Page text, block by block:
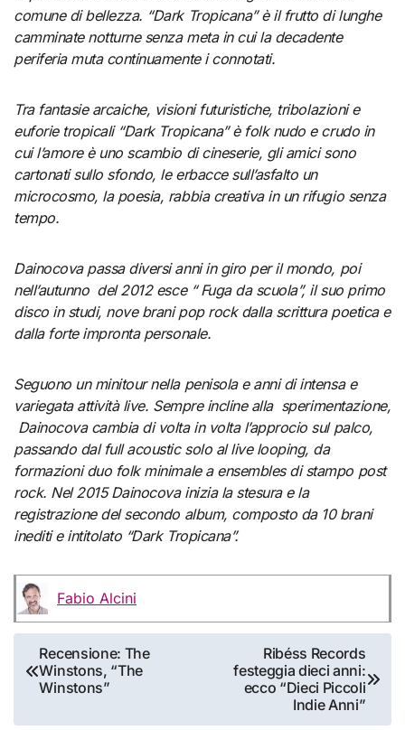
comune di bellezza. “Dark Tropicana” è il frutto di lunghe
camminate notturne senza meta in cui la decadente
periferia muta continuamente i connotati.
Tra fantasie arcaiche, visioni futuristiche, tribolazioni e
euforie tropicali “Dark Tropicana” è folk nudo e crudo in
cui l’amore è uno scambio di cineserie, gli amici sono
cartonati sullo sfondo, le erbacce sull’asfalto un
microcosmo, la poesia, rabbia creativa in un rifugio senza
tempo.
Dainocova passa diversi anni in giro per il mondo, poi
nell’autunno del 2012 esce “ Fuga da scuola”, il suo primo
disco in studi, nove brani pop rock dalla scrittura poetica e
dalla forte impronta personale.
Seguono un minitour nella penisola e anni di intensa e
variegata attività live. Sempre incline alla sperimentazione,
Dainocova cambia di volta in volta l’approcio sul palco,
passando dal full acoustic solo al live looping, da
formazioni duo folk minimale a ensembles di stampo post
rock. Nel 2015 Dainocova inizia la stesura e la
registrazione del secondo album, composto da 10 brani
inediti e intitolato “Dark Tropicana”.
Fabio Alcini
Navigazione
articoli
Recensione: The
Winstons, “The
Winstons”
Ribéss Records
festeggia dieci anni:
ecco “Dieci Piccoli
Indie Anni”